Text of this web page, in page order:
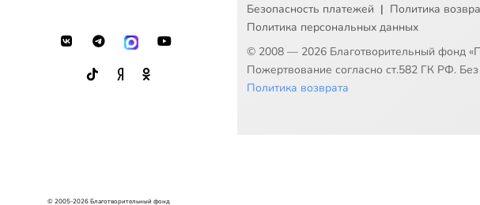
© 2005-2026 Благотворительный фонд
Безопасность платежей | Политика
Политика персональных данных
© 2008 — 2026 Благотворительный фонд
Пожертвование согласно ст.582 ГК РФ.
Политика возврата